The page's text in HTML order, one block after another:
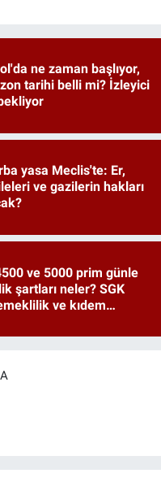
ne zaman başlıyor,
tarihi belli mi? İzleyici
yasa Meclis'te: Er,
ve gazilerin hakları
ve 5000 prim günle
şartları neler? SGK
ve kıdem